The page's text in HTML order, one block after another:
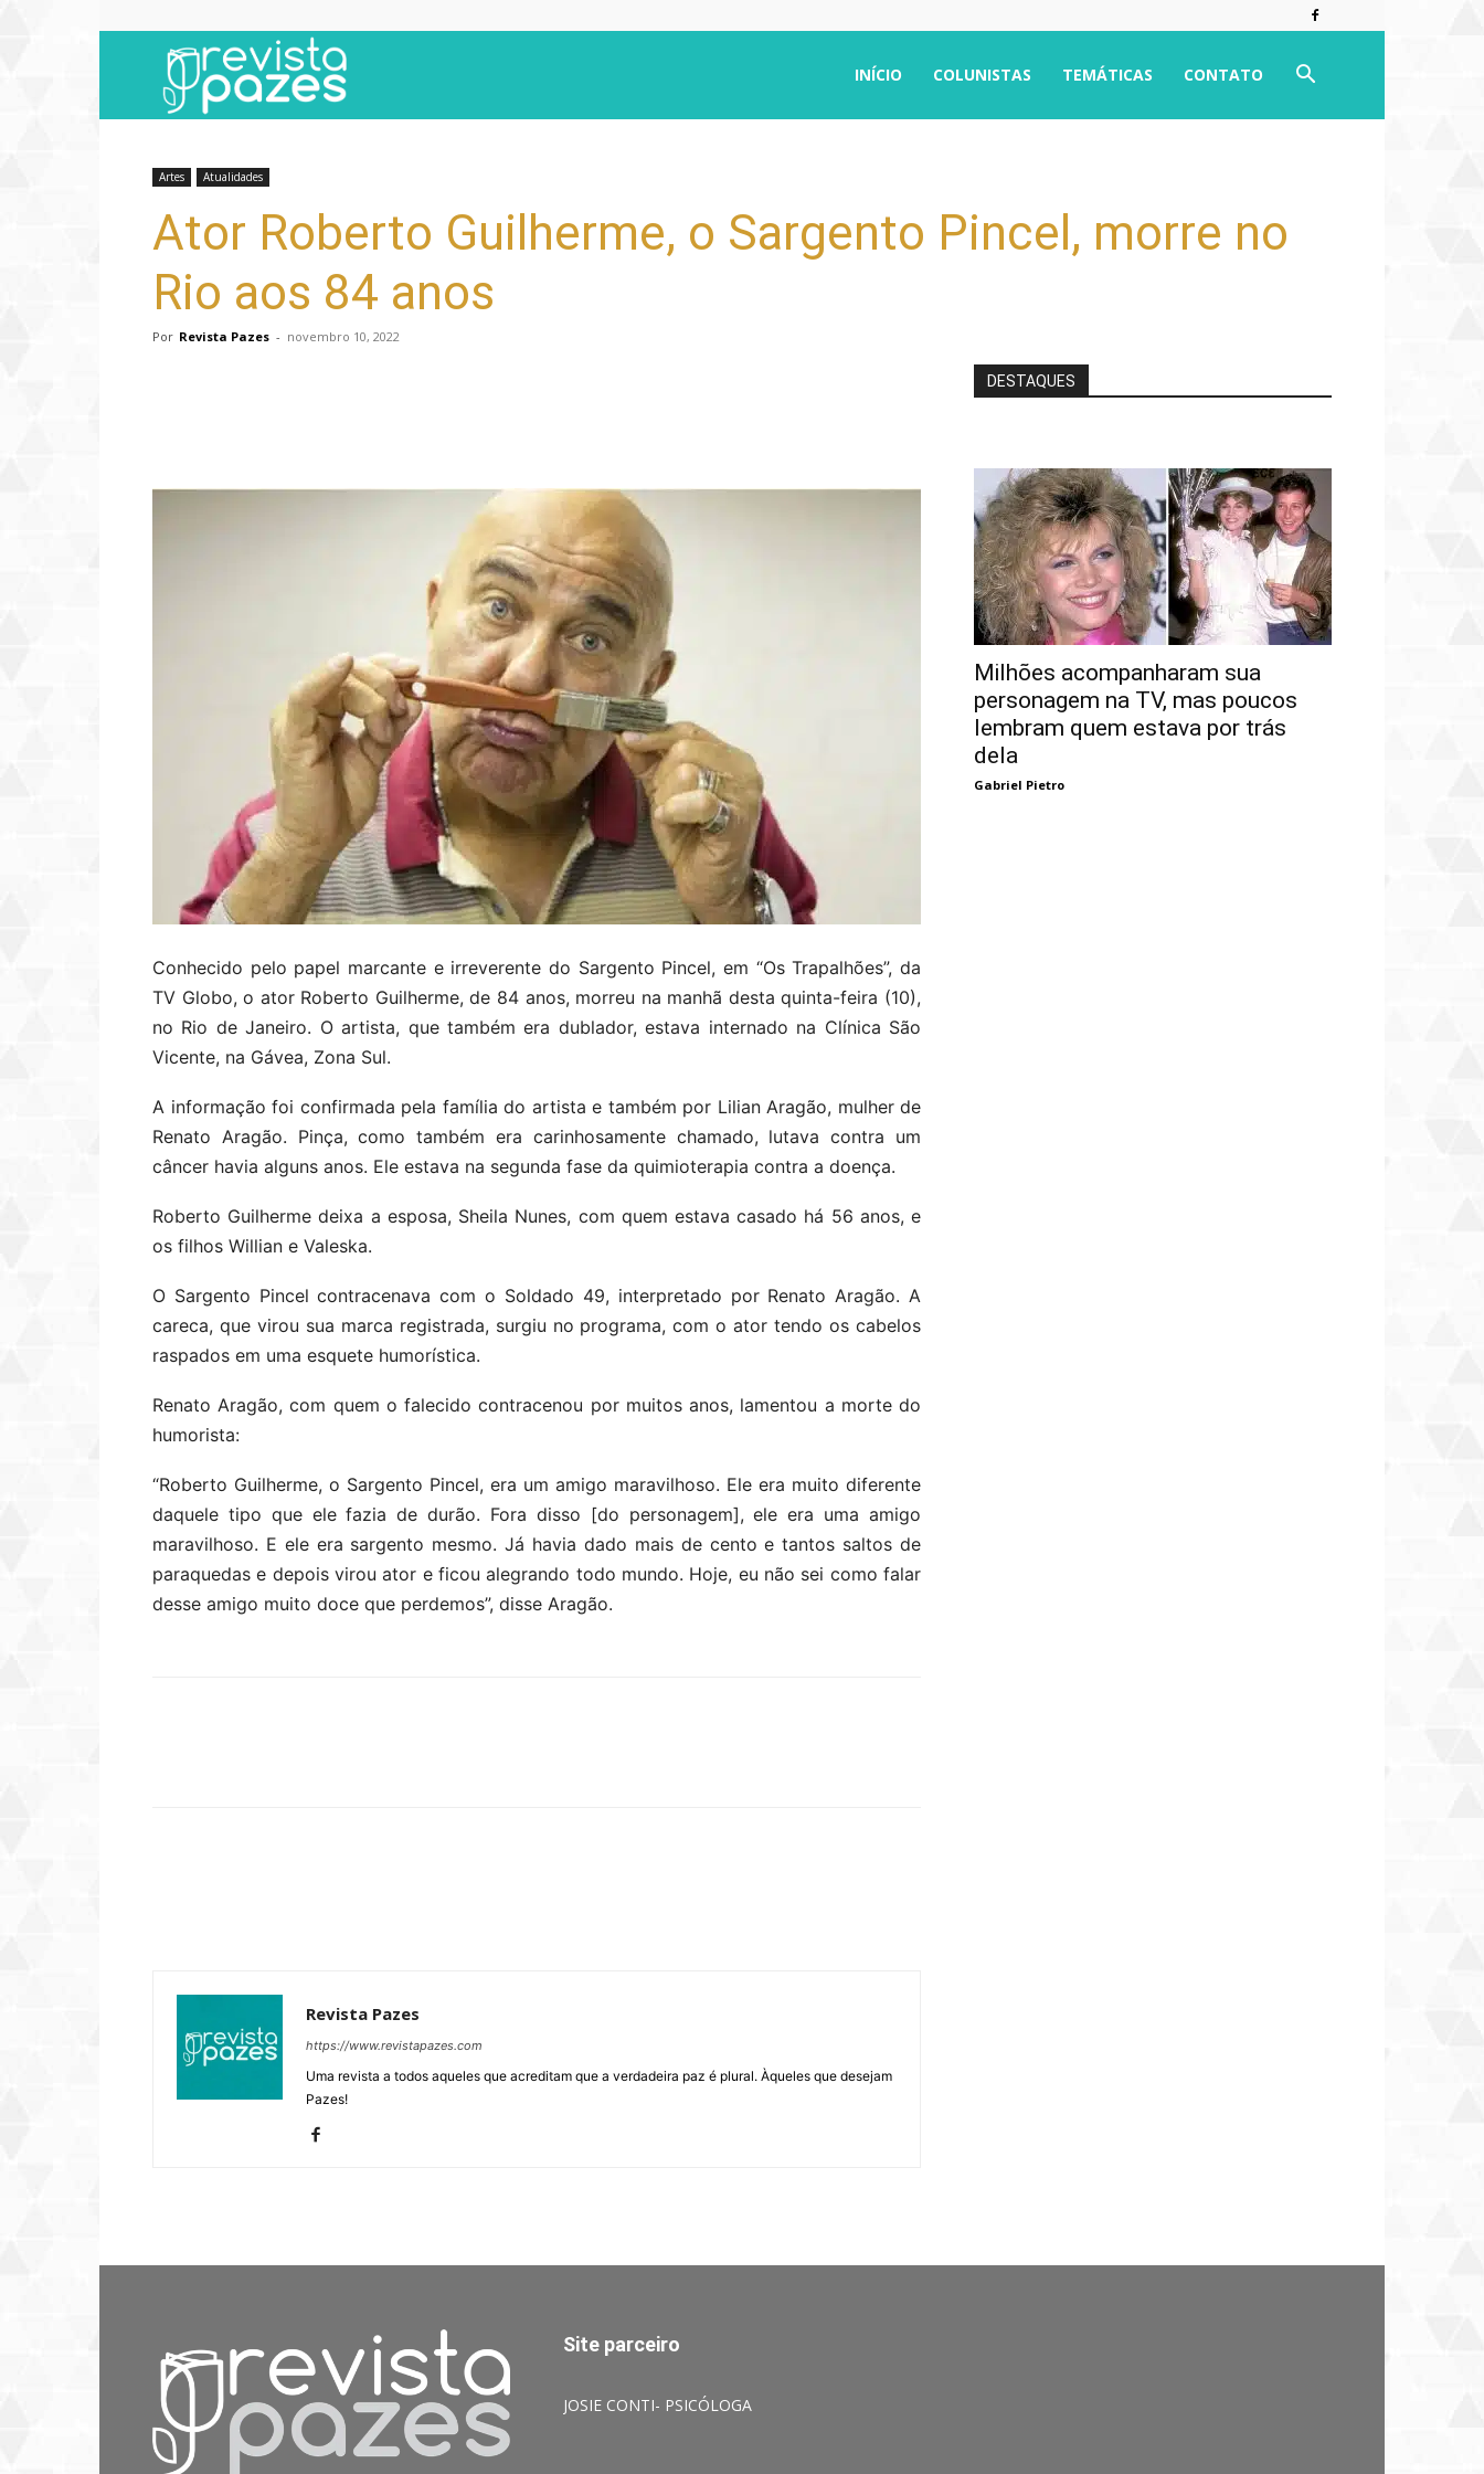
INÍCIO COLUNISTAS TEMÁTICAS CONTATO
Artes Atualidades
Ator Roberto Guilherme, o Sargento Pincel, morre no
Rio aos 84 anos
Por Revista Pazes - novembro 10, 2022
Conhecido pelo papel marcante e irreverente do Sargento Pincel, em “Os Trapalhões”, da
TV Globo, o ator Roberto Guilherme, de 84 anos, morreu na manhã desta quinta-feira (10),
no Rio de Janeiro. O artista, que também era dublador, estava internado na Clínica São
Vicente, na Gávea, Zona Sul.
A informação foi confirmada pela família do artista e também por Lilian Aragão, mulher de
Renato Aragão. Pinça, como também era carinhosamente chamado, lutava contra um
câncer havia alguns anos. Ele estava na segunda fase da quimioterapia contra a doença.
Roberto Guilherme deixa a esposa, Sheila Nunes, com quem estava casado há 56 anos, e
os filhos Willian e Valeska.
O Sargento Pincel contracenava com o Soldado 49, interpretado por Renato Aragão. A
careca, que virou sua marca registrada, surgiu no programa, com o ator tendo os cabelos
raspados em uma esquete humorística.
Renato Aragão, com quem o falecido contracenou por muitos anos, lamentou a morte do
humorista:
“Roberto Guilherme, o Sargento Pincel, era um amigo maravilhoso. Ele era muito diferente
daquele tipo que ele fazia de durão. Fora disso [do personagem], ele era uma amigo
maravilhoso. E ele era sargento mesmo. Já havia dado mais de cento e tantos saltos de
paraquedas e depois virou ator e ficou alegrando todo mundo. Hoje, eu não sei como falar
desse amigo muito doce que perdemos”, disse Aragão.
Revista Pazes
https://www.revistapazes.com
Uma revista a todos aqueles que acreditam que a verdadeira paz é plural. Àqueles que desejam
Pazes!
DESTAQUES
Milhões acompanharam sua
personagem na TV, mas poucos
lembram quem estava por trás
dela
Gabriel Pietro
Site parceiro
JOSIE CONTI- PSICÓLOGA